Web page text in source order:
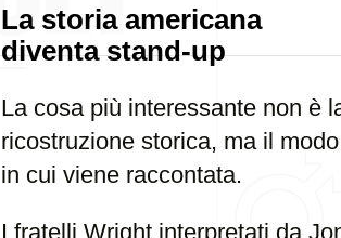
La storia americana
diventa stand-up
La cosa più interessante non è
ricostruzione storica, ma il modo
in cui viene raccontata.
I fratelli Wright interpretati da